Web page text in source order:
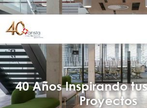
40 Años Inspirando
Proyectos